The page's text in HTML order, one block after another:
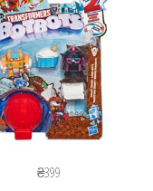
₴399